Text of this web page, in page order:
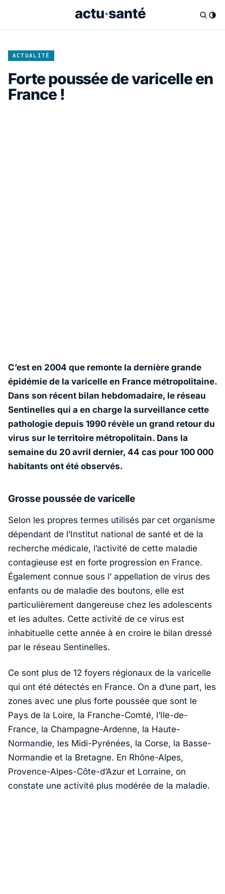
ACTUALITÉ
Forte poussée de varicelle en
France !
C’est en 2004 que remonte la dernière grande
épidémie de la varicelle en France métropolitaine.
Dans son récent bilan hebdomadaire, le réseau
Sentinelles qui a en charge la surveillance cette
pathologie depuis 1990 révèle un grand retour du
virus sur le territoire métropolitain. Dans la
semaine du 20 avril dernier, 44 cas pour 100 000
habitants ont été observés.
Grosse poussée de varicelle
Selon les propres termes utilisés par cet organisme
dépendant de l’Institut national de santé et de la
recherche médicale, l’activité de cette maladie
contagieuse est en forte progression en France.
Également connue sous l’ appellation de virus des
enfants ou de maladie des boutons, elle est
particulièrement dangereuse chez les adolescents
et les adultes. Cette activité de ce virus est
inhabituelle cette année à en croire le bilan dressé
par le réseau Sentinelles.
Ce sont plus de 12 foyers régionaux de la varicelle
qui ont été détectés en France. On a d’une part, les
zones avec une plus forte poussée que sont le
Pays de la Loire, la Franche-Comté, l’Ile-de-
France, la Champagne-Ardenne, la Haute-
Normandie, les Midi-Pyrénées, la Corse, la Basse-
Normandie et la Bretagne. En Rhône-Alpes,
Provence-Alpes-Côte-d’Azur et Lorraine, on
constate une activité plus modérée de la maladie.